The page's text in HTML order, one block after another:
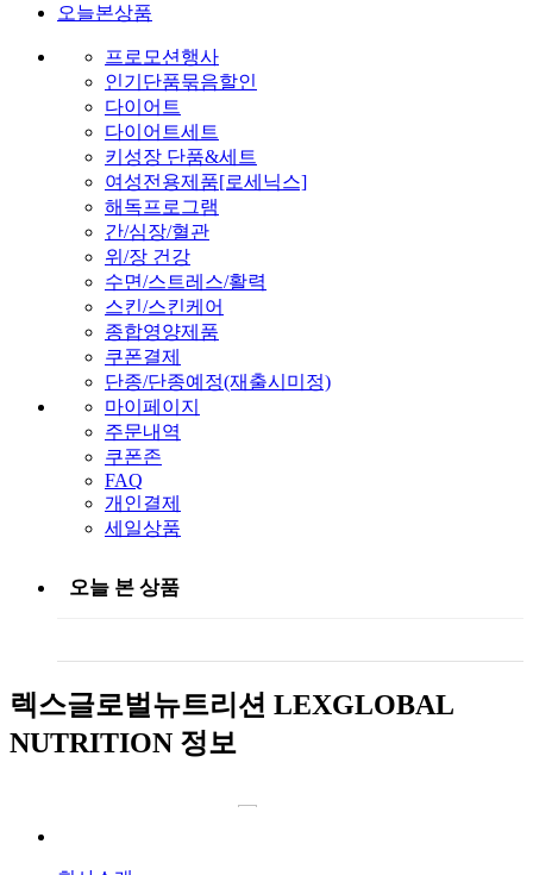
오늘본상품
프로모션행사
인기단품묶음할인
다이어트
다이어트세트
키성장 단품&세트
여성전용제품[로세닉스]
해독프로그램
간/심장/혈관
위/장 건강
수면/스트레스/활력
스킨/스킨케어
종합영양제품
쿠폰결제
단종/단종예정(재출시미정)
마이페이지
주문내역
쿠폰존
FAQ
개인결제
세일상품
오늘 본 상품
렉스글로벌뉴트리션 LEXGLOBAL
NUTRITION 정보